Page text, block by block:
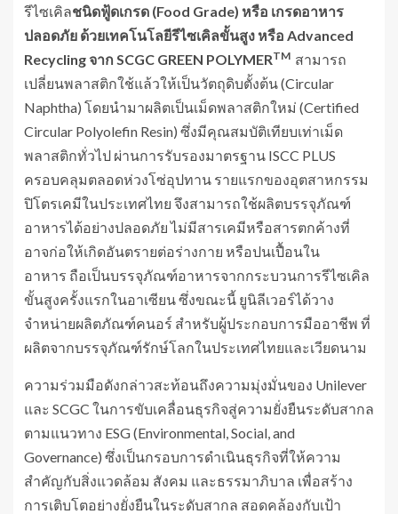
รีไซเคิลชนิดฟู้ดเกรด (Food Grade) หรือ เกรดอาหาร
ปลอดภัย ด้วยเทคโนโลยีรีไซเคิลขั้นสูง หรือ Advanced
Recycling จาก SCGC GREEN POLYMERTM สามารถ
เปลี่ยนพลาสติกใช้แล้วให้เป็นวัตถุดิบตั้งต้น (Circular
Naphtha) โดยนำมาผลิตเป็นเม็ดพลาสติกใหม่ (Certified
Circular Polyolefin Resin) ซึ่งมีคุณสมบัติเทียบเท่าเม็ด
พลาสติกทั่วไป ผ่านการรับรองมาตรฐาน ISCC PLUS
ครอบคลุมตลอดห่วงโซ่อุปทาน รายแรกของอุตสาหกรรม
ปิโตรเคมีในประเทศไทย จึงสามารถใช้ผลิตบรรจุภัณฑ์
อาหารได้อย่างปลอดภัย ไม่มีสารเคมีหรือสารตกค้างที่
อาจก่อให้เกิดอันตรายต่อร่างกาย หรือปนเปื้อนใน
อาหาร ถือเป็นบรรจุภัณฑ์อาหารจากกระบวนการรีไซเคิล
ขั้นสูงครั้งแรกในอาเซียน ซึ่งขณะนี้ ยูนิลีเวอร์ได้วาง
จำหน่ายผลิตภัณฑ์คนอร์ สำหรับผู้ประกอบการมืออาชีพ ที่
ผลิตจากบรรจุภัณฑ์รักษ์โลกในประเทศไทยและเวียดนาม
ความร่วมมือดังกล่าวสะท้อนถึงความมุ่งมั่นของ Unilever
และ SCGC ในการขับเคลื่อนธุรกิจสู่ความยั่งยืนระดับสากล
ตามแนวทาง ESG (Environmental, Social, and
Governance) ซึ่งเป็นกรอบการดำเนินธุรกิจที่ให้ความ
สำคัญกับสิ่งแวดล้อม สังคม และธรรมาภิบาล เพื่อสร้าง
การเติบโตอย่างยั่งยืนในระดับสากล สอดคล้องกับเป้า